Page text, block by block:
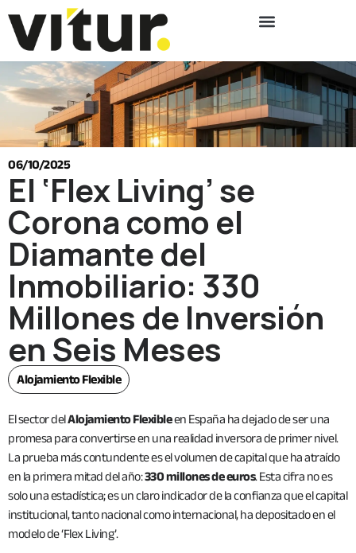
06/10/2025
El ‘Flex Living’ se
Corona como el
Diamante del
Inmobiliario: 330
Millones de Inversión
en Seis Meses
Alojamiento Flexible
El sector delAlojamiento Flexibleen España ha dejado de ser una
promesa para convertirse en una realidad inversora de primer nivel.
La prueba más contundente es el volumen de capital que ha atraído
en la primera mitad del año:330 millones de euros. Esta cifra no es
solo una estadística; es un claro indicador de la confianza que el capital
institucional, tanto nacional como internacional, ha depositado en el
modelo de ‘Flex Living’.